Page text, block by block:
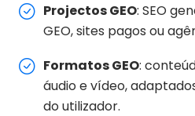
Projectos GEO: SEO
GEO, sites pagos ou
Formatos GEO:
áudio e vídeo,
do utilizador.